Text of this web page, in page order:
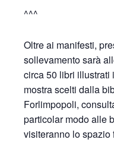
^^^
Oltre ai manifesti,
sollevamento sarà
circa 50 libri illustrati
mostra scelti dalla
Forlimpopoli,
particolar modo alle
visiteranno lo spazio